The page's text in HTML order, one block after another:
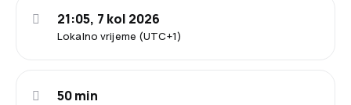
Lokalno vrijeme (UTC+1)
21:05, 7 kol 2026
50 min